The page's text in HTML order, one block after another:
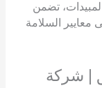
تضمن
معايير السلامة
| شركة